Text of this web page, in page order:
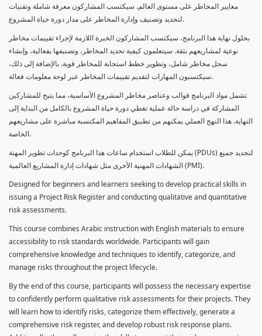
معايير المخاطر على مستوى العالم. سيكتسب المشاركون معرفة شاملة وتقنيات
لتحديد وتصنيف وإدارة المخاطر على مدار دورة حياة المشروع.
بحلول نهاية هذا البرنامج، سيكتسب المشاركون الخبرة اللازمة لإجراء تقييمات مخاطر
نوعية لمشاريعهم بثقة. سيتعلمون كيفية تحديد المخاطر، وتصنيفها بفعالية، وإنشاء
سجل مخاطر شامل، وتطوير خطط استجابة للمخاطر قوية. بالإضافة إلى ذلك،
سيكتسبون المهارات لتقديم تقييمات المخاطر عبر لوحة معلومات فعالة.
تشمل مواد البرنامج قوالب وعناصر مخاطر المشروع الأساسية، مما يتيح للمشاركين
المشاركة في دراسة حالة عملية تغطي دورة حياة المشروع بالكامل من البداية إلى
النهاية. هذا النهج العملي يمكنهم من تطبيق المفاهيم المكتسبة مباشرة على مشاريعهم
الخاصة.
يمكن للطلاب استخدام ساعات هذا البرنامج كوحدات تطوير المهنة (PDUs) لتجديد جميع
الشهادات المهنية الأخرى مثل شهادات إدارة المشاريع العالمية (PMI).
Designed for beginners and learners seeking to develop practical skills in
issuing a Project Risk Register and conducting qualitative and quantitative
risk assessments.
This course combines Arabic instruction with English materials to ensure
accessibility to risk standards worldwide. Participants will gain
comprehensive knowledge and techniques to identify, categorize, and
manage risks throughout the project lifecycle.
By the end of this course, participants will possess the necessary expertise
to confidently perform qualitative risk assessments for their projects. They
will learn how to identify risks, categorize them effectively, generate a
comprehensive risk register, and develop robust risk response plans.